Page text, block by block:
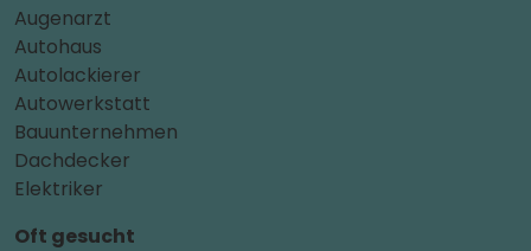
Augenarzt
Autohaus
Autolackierer
Autowerkstatt
Bauunternehmen
Dachdecker
Elektriker
Oft gesucht